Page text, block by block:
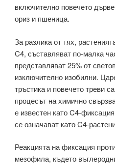
включително повечето
ориз и пшеница.
За разлика от тях,
C4, съставляват по-малка
представляват 25% от
изключително изобилни.
тръстика и повечето треви
процесът на химично
е известен като C4-
се означават като C4-
Реакцията на фиксация
мезофила, където